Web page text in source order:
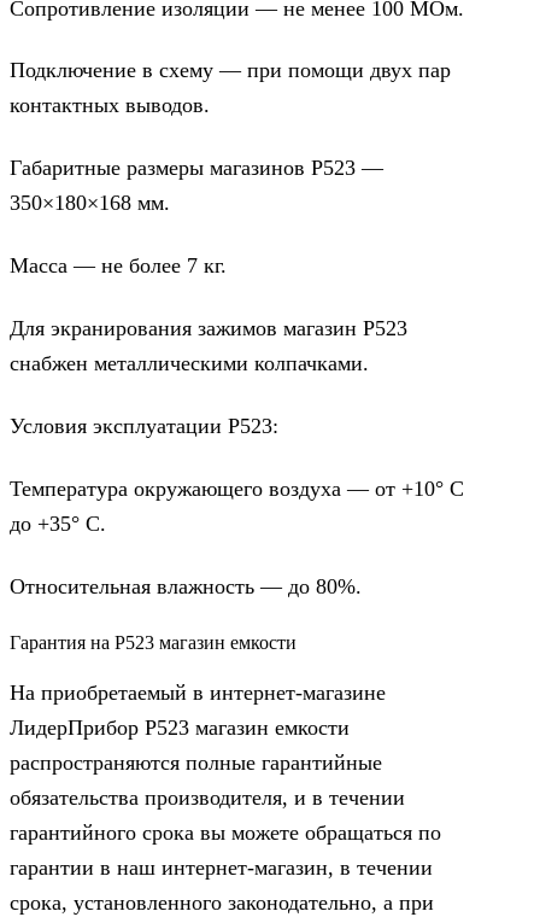
Сопротивление изоляции — не менее 100 МОм.
Подключение в схему — при помощи двух пар
контактных выводов.
Габаритные размеры магазинов Р523 —
350×180×168 мм.
Масса — не более 7 кг.
Для экранирования зажимов магазин Р523
снабжен металлическими колпачками.
Условия эксплуатации Р523:
Температура окружающего воздуха — от +10° С
до +35° С.
Относительная влажность — до 80%.
Гарантия на Р523 магазин емкости
На приобретаемый в интернет-магазине
ЛидерПрибор Р523 магазин емкости
распространяются полные гарантийные
обязательства производителя, и в течении
гарантийного срока вы можете обращаться по
гарантии в наш интернет-магазин, в течении
срока, установленного законодательно, а при